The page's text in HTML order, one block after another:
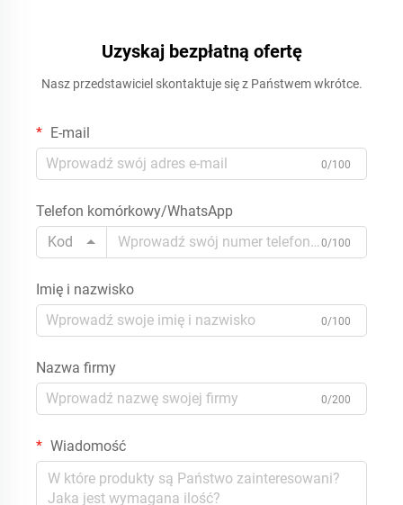
Uzyskaj bezpłatną ofertę
Nasz przedstawiciel skontaktuje się z Państwem wkrótce.
E-mail
0/100
Telefon komórkowy/WhatsApp
Kod
0/100
Imię i nazwisko
0/100
Nazwa firmy
0/200
Wiadomość